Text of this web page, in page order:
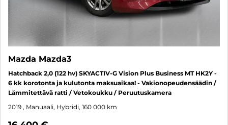
Mazda Mazda3
Hatchback 2,0 (122 hv) SKYACTIV-G Vision Plus Business MT HK2Y -
6 kk korotonta ja kulutonta maksuaikaa! - Vakionopeudensäädin /
Lämmitettävä ratti / Vetokoukku / Peruutuskamera
2019 , Manuaali, Hybridi, 160 000 km